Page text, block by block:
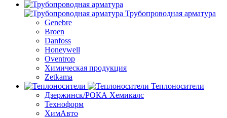
Трубопроводная арматура
Genebre
Broen
Danfoss
Honeywell
Oventrop
Химическая продукция
Zetkama
Теплоносители
Дзержинск/РОКА Хемикалс
Техноформ
ХимАвто